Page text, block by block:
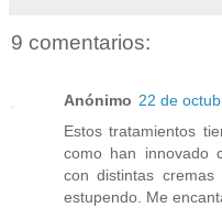
9 comentarios:
Anónimo 22 de
Estos tratamientos
como han innovado
con distintas
estupendo. Me